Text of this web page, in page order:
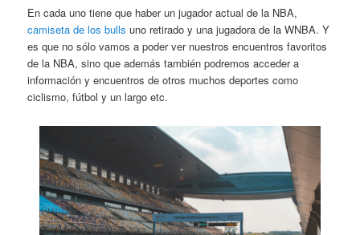
En cada uno tiene que haber un jugador actual de la NBA,
camiseta de los bulls uno retirado y una jugadora de la WNBA. Y
es que no sólo vamos a poder ver nuestros encuentros favoritos
de la NBA, sino que además también podremos acceder a
información y encuentros de otros muchos deportes como
ciclismo, fútbol y un largo etc.